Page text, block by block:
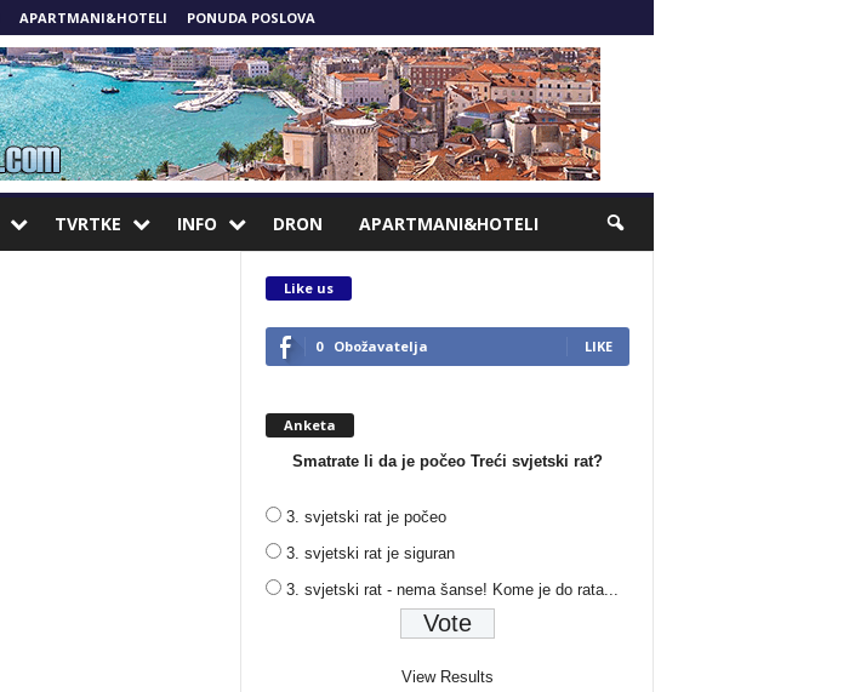
APARTMANI&HOTELI PONUDA POSLOVA
TVRTKE INFO DRON APARTMANI&HOTELI
Like us
0 Obožavatelja LIKE
Anketa
Smatrate li da je počeo Treći svjetski rat?
3. svjetski rat je počeo
3. svjetski rat je siguran
3. svjetski rat - nema šanse! Kome je do rata...
View Results